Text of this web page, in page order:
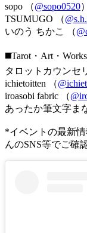
sopo （@sopo0520）
TSUMUGO （
いのう ちかこ （
◼️Tarot・Art・
タロットカウンセ
ichietoitten （
iroasobi fabric （
あったか筆文字ま
*イベントの最新
んのSNS等でご確